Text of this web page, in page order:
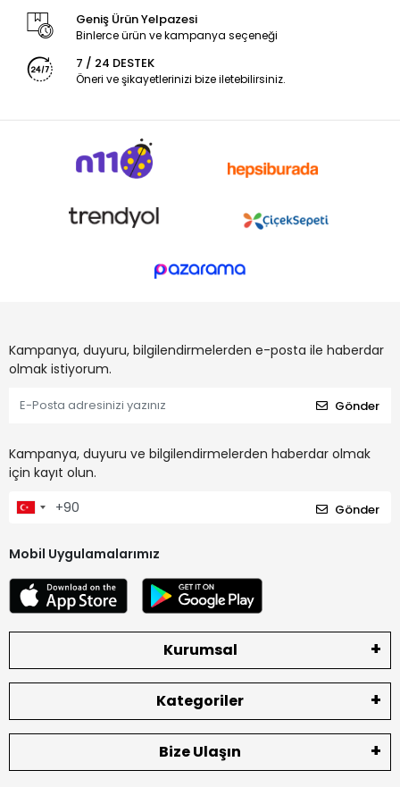
Geniş Ürün Yelpazesi
Binlerce ürün ve kampanya seçeneği
7 / 24 DESTEK
Öneri ve şikayetlerinizi bize iletebilirsiniz.
Kampanya, duyuru, bilgilendirmelerden e-posta ile haberdar
olmak istiyorum.
Gönder
Kampanya, duyuru ve bilgilendirmelerden haberdar olmak
için kayıt olun.
Gönder
Mobil Uygulamalarımız
Kurumsal
Kategoriler
Bize Ulaşın